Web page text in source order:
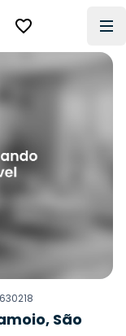
630218
São